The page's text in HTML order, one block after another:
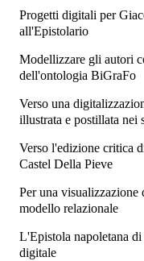
Progetti digitali per
all'Epistolario
Modellizzare gli autori
dell'ontologia BiGraFo
Verso una
illustrata e postillata
Verso l'edizione critica
Castel Della Pieve
Per una
modello relazionale
L'Epistola napoletana
digitale